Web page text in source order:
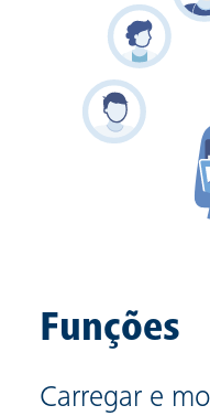
Funções
Carregar e